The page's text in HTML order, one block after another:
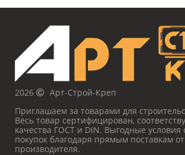
2026
Арт-Строй-Креп
Приглашаем за товарами для
Весь товар сертифицирован,
качества ГОСТ и DIN. Выгодные условия
покупок благодаря прямым поставкам от
производителя.